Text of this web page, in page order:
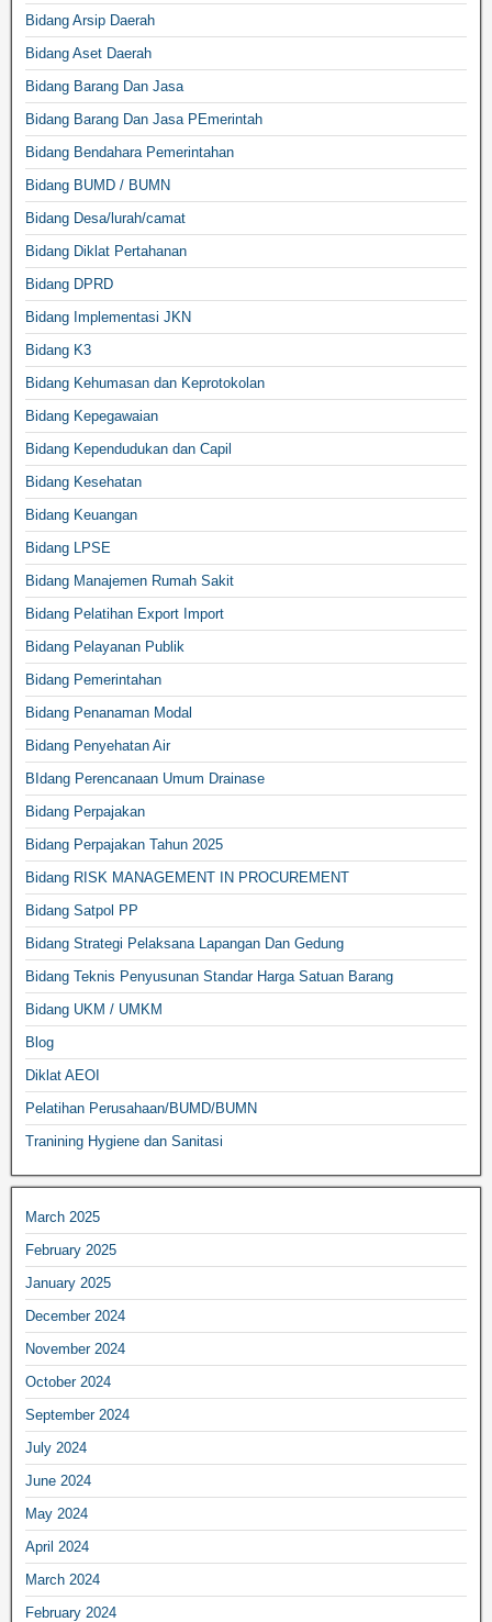
Bidang Arsip Daerah
Bidang Aset Daerah
Bidang Barang Dan Jasa
Bidang Barang Dan Jasa PEmerintah
Bidang Bendahara Pemerintahan
Bidang BUMD / BUMN
Bidang Desa/lurah/camat
Bidang Diklat Pertahanan
Bidang DPRD
Bidang Implementasi JKN
Bidang K3
Bidang Kehumasan dan Keprotokolan
Bidang Kepegawaian
Bidang Kependudukan dan Capil
Bidang Kesehatan
Bidang Keuangan
Bidang LPSE
Bidang Manajemen Rumah Sakit
Bidang Pelatihan Export Import
Bidang Pelayanan Publik
Bidang Pemerintahan
Bidang Penanaman Modal
Bidang Penyehatan Air
BIdang Perencanaan Umum Drainase
Bidang Perpajakan
Bidang Perpajakan Tahun 2025
Bidang RISK MANAGEMENT IN PROCUREMENT
Bidang Satpol PP
Bidang Strategi Pelaksana Lapangan Dan Gedung
Bidang Teknis Penyusunan Standar Harga Satuan Barang
Bidang UKM / UMKM
Blog
Diklat AEOI
Pelatihan Perusahaan/BUMD/BUMN
Tranining Hygiene dan Sanitasi
March 2025
February 2025
January 2025
December 2024
November 2024
October 2024
September 2024
July 2024
June 2024
May 2024
April 2024
March 2024
February 2024